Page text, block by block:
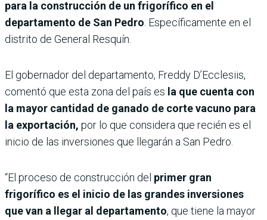
para la construcción de un frigorífico en el
departamento de San Pedro . Específicamente en el
distrito de General Resquín.
El gobernador del departamento, Freddy D’Ecclesiis,
comentó que esta zona del país es la que cuenta con
la mayor cantidad de ganado de corte vacuno para
la exportación, por lo que considera que recién es el
inicio de las inversiones que llegarán a San Pedro.
“El proceso de construcción del primer gran
frigorífico es el inicio de las grandes inversiones
que van a llegar al departamento, que tiene la mayor